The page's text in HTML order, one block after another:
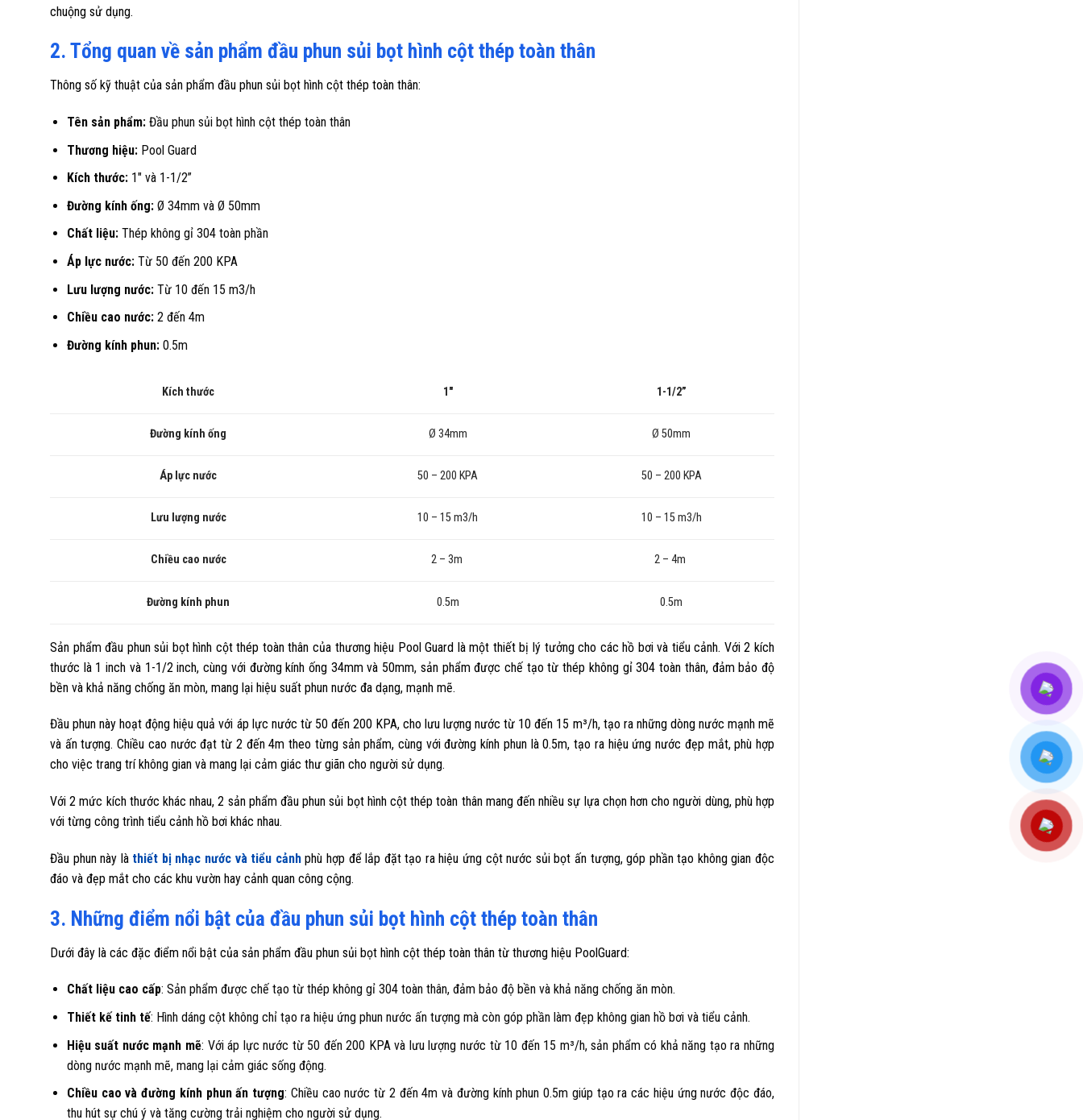
chuộng sử dụng.
2. Tổng quan về sản phẩm đầu phun sủi bọt hình cột thép toàn thân
Thông số kỹ thuật của sản phẩm đầu phun sủi bọt hình cột thép toàn thân:
Tên sản phẩm: Đầu phun sủi bọt hình cột thép toàn thân
Thương hiệu: Pool Guard
Kích thước:1″ và 1-1/2”
Đường kính ống:Ø 34mm và Ø 50mm
Chất liệu:Thép không gỉ 304 toàn phần
Áp lực nước: Từ 50 đến 200 KPA
Lưu lượng nước: Từ 10 đến 15 m3/h
Chiều cao nước:2 đến 4m
Đường kính phun:0.5m
Kích thước 1″ 1-1/2”
Đường kính ống Ø 34mm Ø 50mm
Áp lực nước 50 – 200 KPA 50 – 200 KPA
Lưu lượng nước 10 – 15 m3/h 10 – 15 m3/h
Chiều cao nước 2 – 3m 2 – 4m
Đường kính phun 0.5m 0.5m
Sản phẩm đầu phun sủi bọt hình cột thép toàn thân của thương hiệu Pool Guard là một thiết bị lý tưởng cho các hồ bơi và tiểu cảnh. Với 2 kích
thước là 1 inch và 1-1/2 inch, cùng với đường kính ống 34mm và 50mm, sản phẩm được chế tạo từ thép không gỉ 304 toàn thân, đảm bảo độ
bền và khả năng chống ăn mòn, mang lại hiệu suất phun nước đa dạng, mạnh mẽ.
Đầu phun này hoạt động hiệu quả với áp lực nước từ 50 đến 200 KPA, cho lưu lượng nước từ 10 đến 15 m³/h, tạo ra những dòng nước mạnh mẽ
và ấn tượng. Chiều cao nước đạt từ 2 đến 4m theo từng sản phẩm, cùng với đường kính phun là 0.5m, tạo ra hiệu ứng nước đẹp mắt, phù hợp
cho việc trang trí không gian và mang lại cảm giác thư giãn cho người sử dụng.
Với 2 mức kích thước khác nhau, 2 sản phẩm đầu phun sủi bọt hình cột thép toàn thân mang đến nhiều sự lựa chọn hơn cho người dùng, phù hợp
với từng công trình tiểu cảnh hồ bơi khác nhau.
Đầu phun này là thiết bị nhạc nước và tiểu cảnhphù hợp để lắp đặt tạo ra hiệu ứng cột nước sủi bọt ấn tượng, góp phần tạo không gian độc
đáo và đẹp mắt cho các khu vườn hay cảnh quan công cộng.
3. Những điểm nổi bật của đầu phun sủi bọt hình cột thép toàn thân
Dưới đây là các đặc điểm nổi bật của sản phẩm đầu phun sủi bọt hình cột thép toàn thân từ thương hiệu PoolGuard:
Chất liệu cao cấp: Sản phẩm được chế tạo từ thép không gỉ 304 toàn thân, đảm bảo độ bền và khả năng chống ăn mòn.
Thiết kế tinh tế: Hình dáng cột không chỉ tạo ra hiệu ứng phun nước ấn tượng mà còn góp phần làm đẹp không gian hồ bơi và tiểu cảnh.
Hiệu suất nước mạnh mẽ: Với áp lực nước từ 50 đến 200 KPA và lưu lượng nước từ 10 đến 15 m³/h, sản phẩm có khả năng tạo ra những
dòng nước mạnh mẽ, mang lại cảm giác sống động.
Chiều cao và đường kính phun ấn tượng: Chiều cao nước từ 2 đến 4m và đường kính phun 0.5m giúp tạo ra các hiệu ứng nước độc đáo,
thu hút sự chú ý và tăng cường trải nghiệm cho người sử dụng.